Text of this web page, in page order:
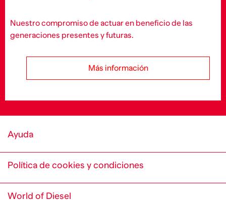
Nuestro compromiso de actuar en beneficio de las
generaciones presentes y futuras.
Más información
Ayuda
Política de cookies y condiciones
World of Diesel